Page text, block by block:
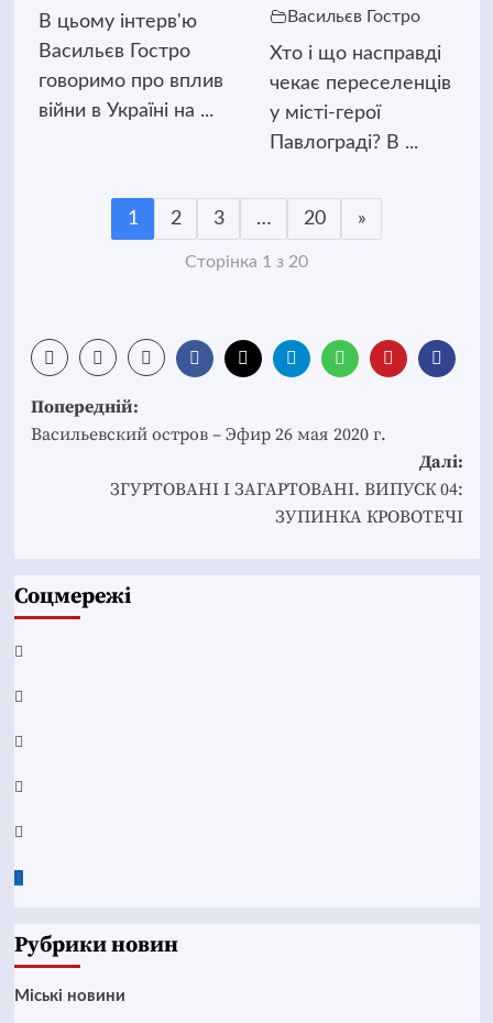
В цьому інтерв'ю
Васильєв Гостро
говоримо про вплив
війни в Україні на ...
Васильєв Гостро
Хто і що насправді
чекає переселенців
у місті-герої
Павлограді? В ...
1 2 3 … 20 »
Сторінка 1 з 20
Post
navigation
Попередній:
Васильевский остров – Эфир 26 мая 2020 г.
Далі:
ЗГУРТОВАНІ І ЗАГАРТОВАНІ. ВИПУСК 04:
ЗУПИНКА КРОВОТЕЧІ
Соцмережі
Facebook
YouTube
Telegram
Instagram
Twitter
Рубрики новин
Mіські новини